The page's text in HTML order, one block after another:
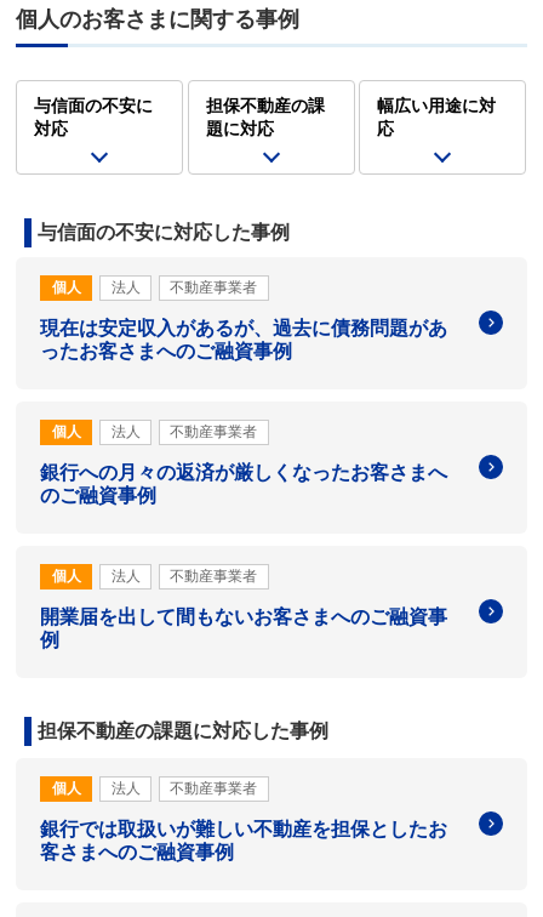
個人のお客さまに関する事例
与信面の不安に
対応
担保不動産の課
題に対応
幅広い用途に対
応
与信面の不安に対応した事例
個人 法人 不動産事業者
現在は安定収入があるが、過去に債務問題があ
ったお客さまへのご融資事例
個人 法人 不動産事業者
銀行への月々の返済が厳しくなったお客さまへ
のご融資事例
個人 法人 不動産事業者
開業届を出して間もないお客さまへのご融資事
例
担保不動産の課題に対応した事例
個人 法人 不動産事業者
銀行では取扱いが難しい不動産を担保としたお
客さまへのご融資事例